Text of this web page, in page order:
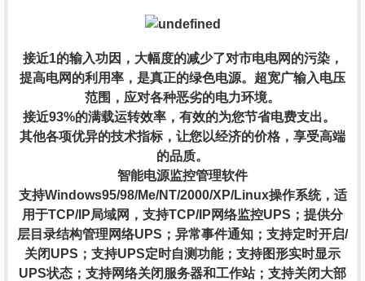
接近1的输入功因，大幅度的减少了对市电电网的污染，
提高电网的利用率，是真正的绿色电源。超宽广输入电压
范围，应对各种恶劣的电力环境。
接近93%的满载运转效率，有效的为您节省电费支出。
其他各项优异的技术指标，让您以经济的价格，享受高端
的品质。
智能电源监控管理软件
支持Windows95/98/Me/NT/2000/XP/Linux操作系统，适
用于TCP/IP局域网，支持TCP/IP网络监控UPS；提供分
层目录结构管理网络UPS；异常事件通知；支持定时开启/
关闭UPS；支持UPS定时自测功能；支持图形实时显示
UPS状态；支持网络关闭服务器和工作站；支持关闭大部